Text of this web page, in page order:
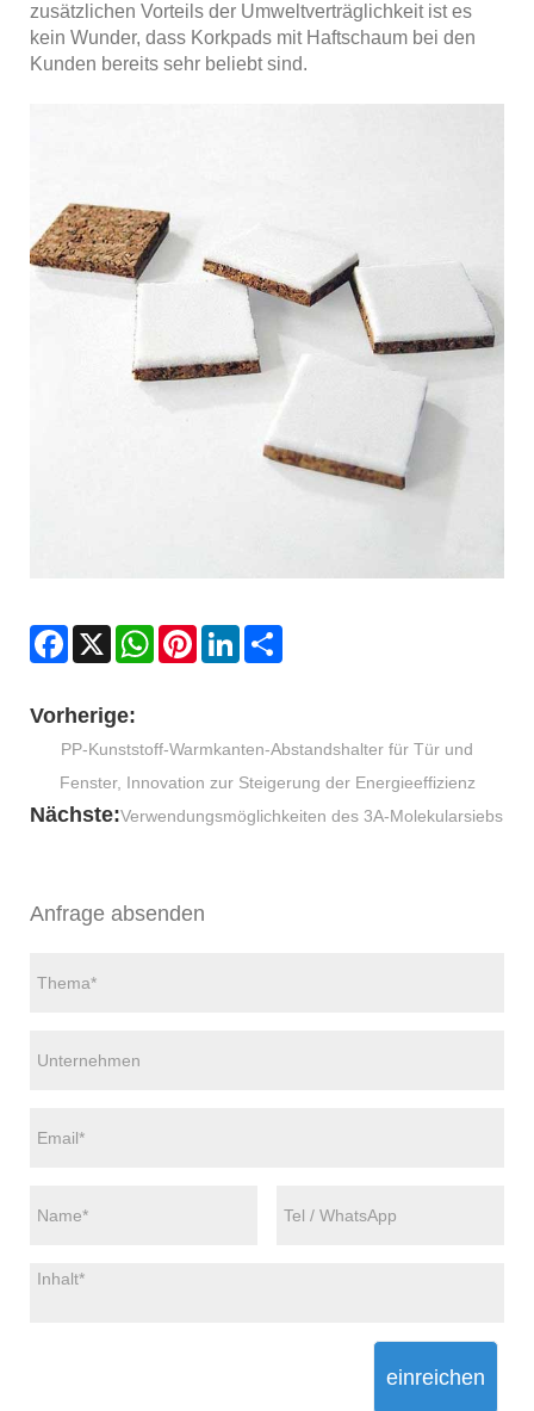
zusätzlichen Vorteils der Umweltverträglichkeit ist es
kein Wunder, dass Korkpads mit Haftschaum bei den
Kunden bereits sehr beliebt sind.
Facebook
X WhatsAppPinterestLinkedIn
Vorherige:
PP-Kunststoff-Warmkanten-Abstandshalter für Tür und
Fenster, Innovation zur Steigerung der Energieeffizienz
Nächste:Verwendungsmöglichkeiten des 3A-Molekularsiebs
Anfrage absenden
einreichen